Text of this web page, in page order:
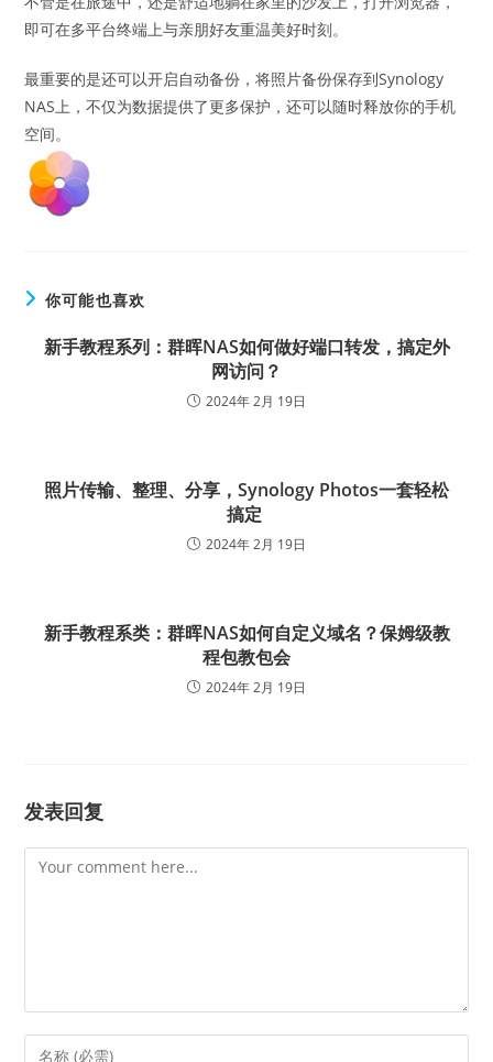
即可在多平台终端上与亲朋好友重温美好时刻。
最重要的是还可以开启自动备份，将照片备份保存到Synology
NAS上，不仅为数据提供了更多保护，还可以随时释放你的手机
空间。
你可能也喜欢
新手教程系列：群晖NAS如何做好端口转发，搞定外
网访问？
2024年 2月 19日
照片传输、整理、分享，Synology Photos一套轻松
搞定
2024年 2月 19日
新手教程系类：群晖NAS如何自定义域名？保姆级教
程包教包会
2024年 2月 19日
发表回复
Comment
Enter